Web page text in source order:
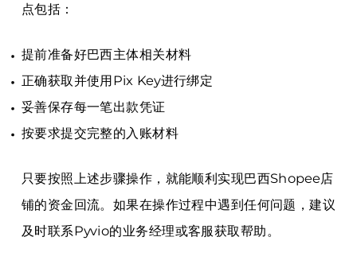
点包括：
提前准备好巴西主体相关材料
正确获取并使用Pix Key进行绑定
妥善保存每一笔出款凭证
按要求提交完整的入账材料
只要按照上述步骤操作，就能顺利实现巴西Shopee店
铺的资金回流。如果在操作过程中遇到任何问题，建议
及时联系Pyvio的业务经理或客服获取帮助。